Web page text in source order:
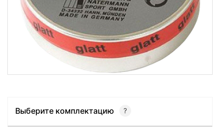
Выберите комплектацию